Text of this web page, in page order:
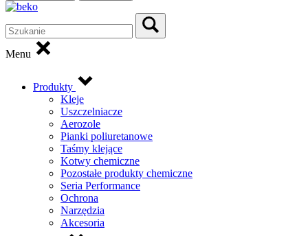
Menu
Produkty
Kleje
Uszczelniacze
Aerozole
Pianki poliuretanowe
Taśmy klejące
Kotwy chemiczne
Pozostałe produkty chemiczne
Seria Performance
Ochrona
Narzędzia
Akcesoria